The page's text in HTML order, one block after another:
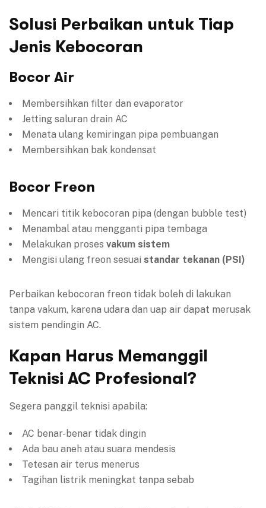
Solusi Perbaikan untuk Tiap
Jenis Kebocoran
Bocor Air
Membersihkan filter dan evaporator
Jetting saluran drain AC
Menata ulang kemiringan pipa pembuangan
Membersihkan bak kondensat
Bocor Freon
Mencari titik kebocoran pipa (dengan bubble test)
Menambal atau mengganti pipa tembaga
Melakukan proses vakum sistem
Mengisi ulang freon sesuai standar tekanan (PSI)
Perbaikan kebocoran freon tidak boleh di lakukan
tanpa vakum, karena udara dan uap air dapat merusak
sistem pendingin AC.
Kapan Harus Memanggil
Teknisi AC Profesional?
Segera panggil teknisi apabila:
AC benar-benar tidak dingin
Ada bau aneh atau suara mendesis
Tetesan air terus menerus
Tagihan listrik meningkat tanpa sebab